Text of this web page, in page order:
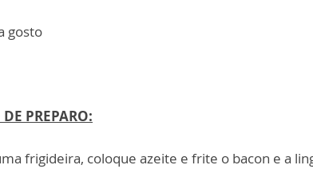
gosto
PREPARO:
frigideira, coloque azeite e frite o bacon e a